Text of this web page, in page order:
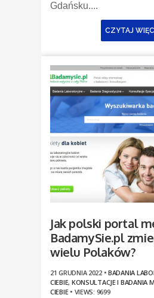
Gdańsku....
CZYTAJ
Jak polski portal
BadamySie.pl
wielu Polaków?
21 GRUDNIA 2022 •BADANIA
CIEBIE, KONSULTACJE I BADANIA
CIEBIE• VIEWS: 9699